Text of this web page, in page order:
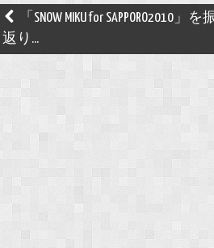
Post
navigation
「SNOW MIKU for SAPPORO2010」を
返り...